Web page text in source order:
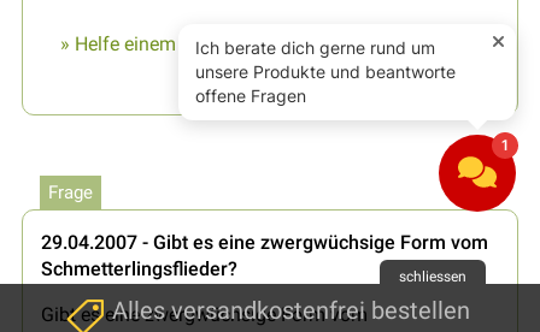
» Helfe einem Gartenfreund und beantworte diese
Frage...
Frage
29.04.2007 - Gibt es eine zwergwüchsige Form vom
Schmetterlingsflieder?
Gibt es eine zwergwüchsige Form vom
schliessen
Alles versandkostenfrei bestellen